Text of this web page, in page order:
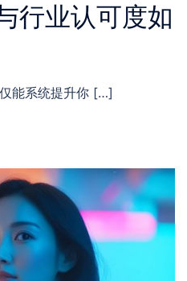
行业认可度如
能系统提升你 […]